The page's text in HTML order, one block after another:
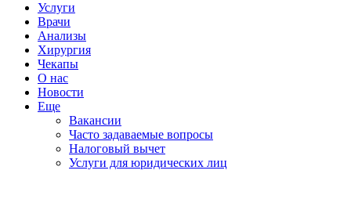
Услуги
Врачи
Анализы
Хирургия
Чекапы
О нас
Новости
Еще
Вакансии
Часто задаваемые вопросы
Налоговый вычет
Услуги для юридических лиц